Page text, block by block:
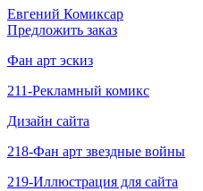
Евгений Комиксар
Предложить заказ
Фан арт эскиз
211-Рекламный комикс
Дизайн сайта
218-Фан арт звездные войны
219-Иллюстрация для сайта